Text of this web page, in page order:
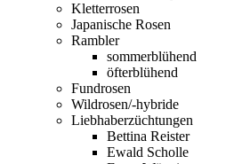
Kletterrosen
Japanische Rosen
Rambler
sommerblühend
öfterblühend
Fundrosen
Wildrosen/-hybride
Liebhaberzüchtungen
Bettina Reister
Ewald Scholle